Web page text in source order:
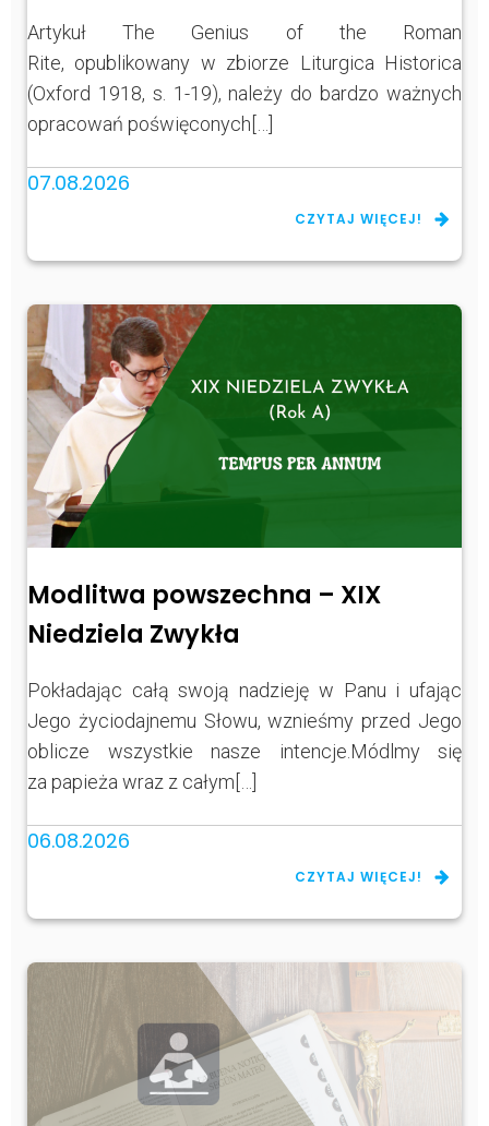
Artykuł The Genius of the Roman
Rite, opublikowany w zbiorze Liturgica Historica
(Oxford 1918, s. 1-19), należy do bardzo ważnych
opracowań poświęconych[…]
07.08.2026
CZYTAJ WIĘCEJ!
Modlitwa powszechna – XIX
Niedziela Zwykła
Pokładając całą swoją nadzieję w Panu i ufając
Jego życiodajnemu Słowu, wznieśmy przed Jego
oblicze wszystkie nasze intencje.Módlmy się
za papieża wraz z całym[…]
06.08.2026
CZYTAJ WIĘCEJ!